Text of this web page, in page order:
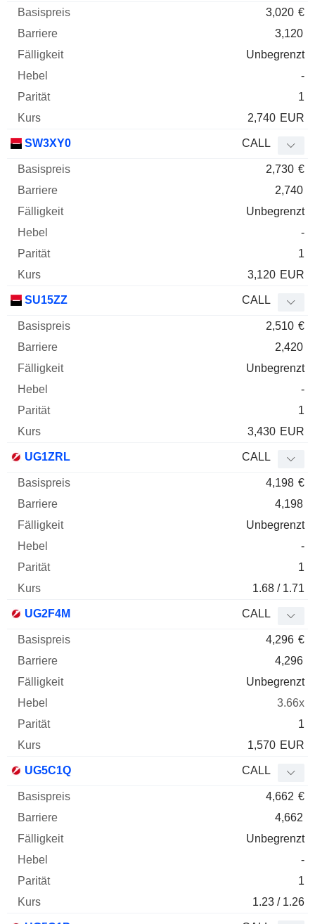
3,020 €
3,120
Unbegrenzt
-
1
2,740 EUR
SW3XY0 CALL
2,730 €
2,740
Unbegrenzt
-
1
3,120 EUR
SU15ZZ CALL
2,510 €
2,420
Unbegrenzt
-
1
3,430 EUR
UG1ZRL CALL
4,198 €
4,198
Unbegrenzt
-
1
1.68 / 1.71
UG2F4M CALL
4,296 €
4,296
Unbegrenzt
3.66x
1
1,570 EUR
UG5C1Q CALL
4,662 €
4,662
Unbegrenzt
-
1
1.23 / 1.26